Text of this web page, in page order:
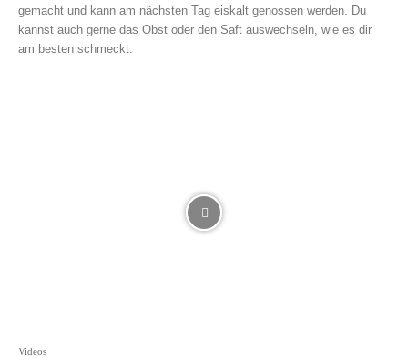
gemacht und kann am nächsten Tag eiskalt genossen werden. Du
kannst auch gerne das Obst oder den Saft auswechseln, wie es dir
am besten schmeckt.
Videos